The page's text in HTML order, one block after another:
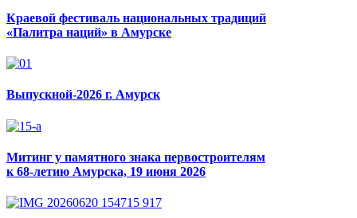
Краевой фестиваль национальных традиций
«Палитра наций» в Амурске
Выпускной-2026 г. Амурск
Митинг у памятного знака первостроителям
к 68-летию Амурска, 19 июня 2026